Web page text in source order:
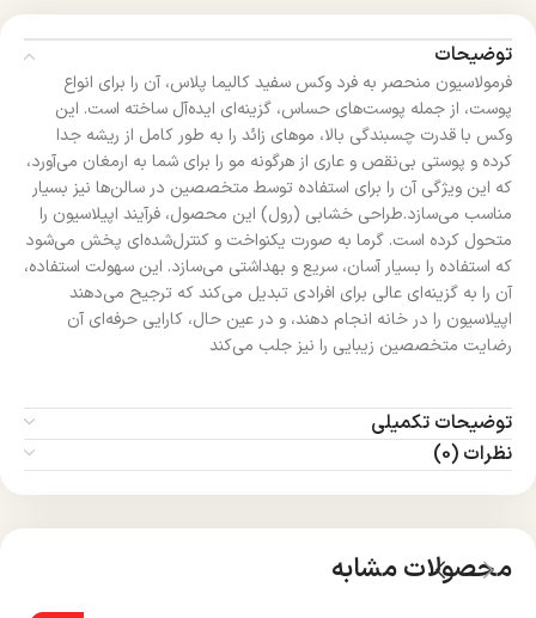
توضیحات
فرمولاسیون منحصر به فرد وکس سفید کالیما پلاس، آن را برای انواع
پوست، از جمله پوست‌های حساس، گزینه‌ای ایده‌آل ساخته است. این
وکس با قدرت چسبندگی بالا، موهای زائد را به طور کامل از ریشه جدا
کرده و پوستی بی‌نقص و عاری از هرگونه مو را برای شما به ارمغان می‌آورد،
که این ویژگی آن را برای استفاده توسط متخصصین در سالن‌ها نیز بسیار
مناسب می‌سازد.طراحی خشابی (رول) این محصول، فرآیند اپیلاسیون را
متحول کرده است. گرما به صورت یکنواخت و کنترل‌شده‌ای پخش می‌شود
که استفاده را بسیار آسان، سریع و بهداشتی می‌سازد. این سهولت استفاده،
آن را به گزینه‌ای عالی برای افرادی تبدیل می‌کند که ترجیح می‌دهند
اپیلاسیون را در خانه انجام دهند، و در عین حال، کارایی حرفه‌ای آن
رضایت متخصصین زیبایی را نیز جلب می‌کند
توضیحات تکمیلی
نظرات (0)
محصولات مشابه